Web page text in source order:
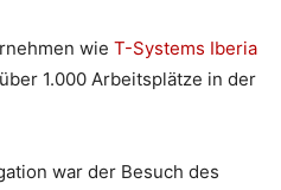
wie T-Systems Iberia
1.000 Arbeitsplätze in der
war der Besuch des